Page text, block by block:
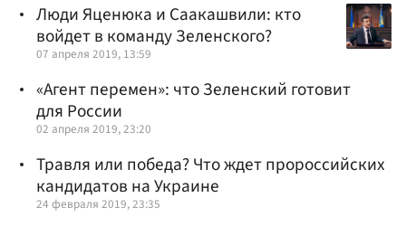
Люди Яценюка и Саакашвили: кто
войдет в команду Зеленского?
07 апреля 2019, 13:59
«Агент перемен»: что Зеленский готовит
для России
02 апреля 2019, 23:20
Травля или победа? Что ждет пророссийских
кандидатов на Украине
24 февраля 2019, 23:35